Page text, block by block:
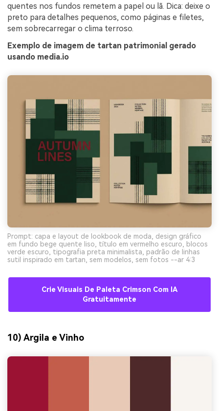
quentes nos fundos remetem a papel ou lã. Dica: deixe o
preto para detalhes pequenos, como páginas e filetes,
sem sobrecarregar o clima terroso.
Exemplo de imagem de tartan patrimonial gerado
usando media.io
Prompt: capa e layout de lookbook de moda, design gráfico
em fundo bege quente liso, título em vermelho escuro, blocos
verde escuro, tipografia preta minimalista, padrão de linhas
sutil inspirado em tartan, sem modelos, sem fotos --ar 4:3
Crie Visuais De Paleta Crimson Com IA
Gratuitamente
10) Argila e Vinho